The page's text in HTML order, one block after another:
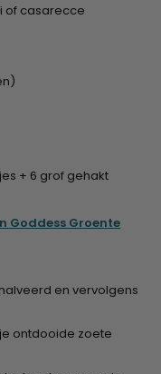
of casarecce
+ 6 grof gehakt
Goddess Groente
en vervolgens
ontdooide zoete